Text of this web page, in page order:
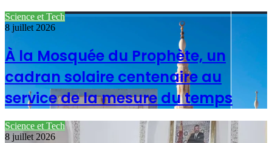
Science et Tech
8 juillet 2026
À la Mosquée du Prophète, un
cadran solaire centenaire au
service de la mesure du temps
Science et Tech
8 juillet 2026